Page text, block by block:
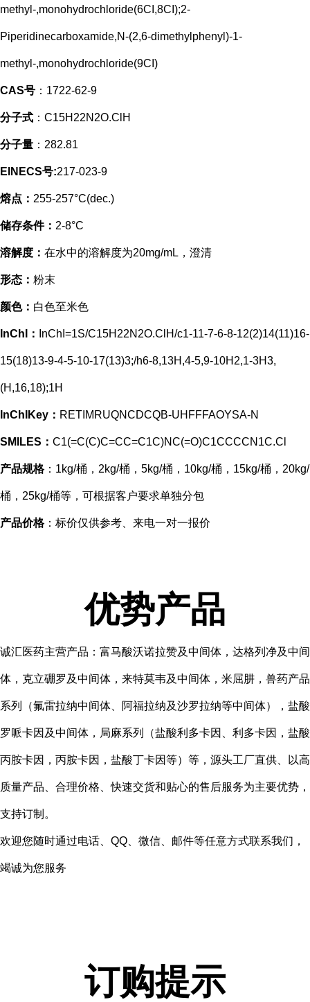
methyl-,monohydrochloride(6CI,8CI);2-
Piperidinecarboxamide,N-(2,6-dimethylphenyl)-1-
methyl-,monohydrochloride(9CI)
CAS号 ：1722-62-9
分子式 ：C15H22N2O.ClH
分子量 ：282.81
EINECS号:217-023-9
熔点： 255-257°C(dec.)
储存条件： 2-8°C
溶解度： 在水中的溶解度为20mg/mL，澄清
形态： 粉末
颜色： 白色至米色
InChI： InChI=1S/C15H22N2O.ClH/c1-11-7-6-8-12(2)14(11)16-
15(18)13-9-4-5-10-17(13)3;/h6-8,13H,4-5,9-10H2,1-3H3,
(H,16,18);1H
InChIKey： RETIMRUQNCDCQB-UHFFFAOYSA-N
SMILES： C1(=C(C)C=CC=C1C)NC(=O)C1CCCCN1C.Cl
产品规格：1kg/桶，2kg/桶，5kg/桶，10kg/桶，15kg/桶，20kg/
桶，25kg/桶等，可根据客户要求单独分包
产品价格：标价仅供参考、来电一对一报价
优势产品
诚汇医药主营产品：富马酸沃诺拉赞及中间体，达格列净及中间
体，克立硼罗及中间体，来特莫韦及中间体，米屈肼，兽药产品
系列（氟雷拉纳中间体、阿福拉纳及沙罗拉纳等中间体），盐酸
罗哌卡因及中间体，局麻系列（盐酸利多卡因、利多卡因，盐酸
丙胺卡因，丙胺卡因，盐酸丁卡因等）等，源头工厂直供、以高
质量产品、合理价格、快速交货和贴心的售后服务为主要优势，
支持订制。
欢迎您随时通过电话、QQ、微信、邮件等任意方式联系我们，
竭诚为您服务
订购提示